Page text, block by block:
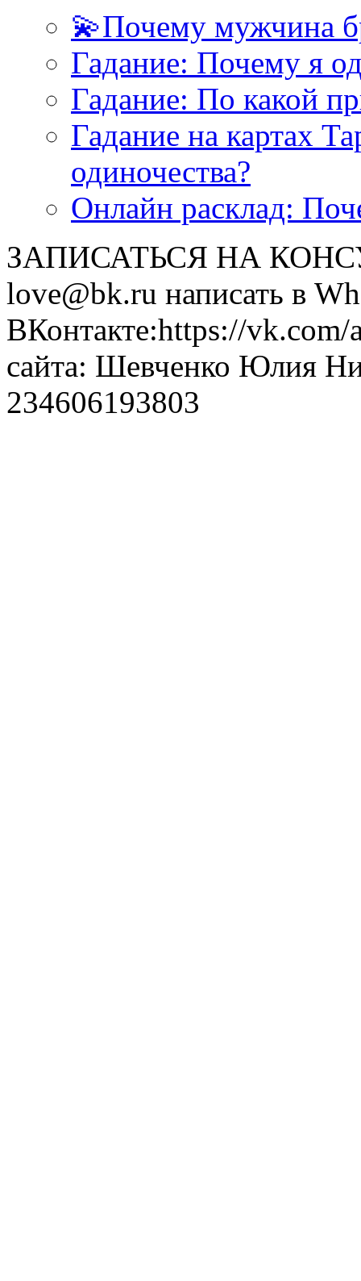
💫Почему мужчина
Гадание: Почему я
Гадание: По какой
Гадание на картах
одиночества?
Онлайн расклад:
ЗАПИСАТЬСЯ НА
love@bk.ru написать в
ВКонтакте:https://
сайта: Шевченко Юлия
234606193803